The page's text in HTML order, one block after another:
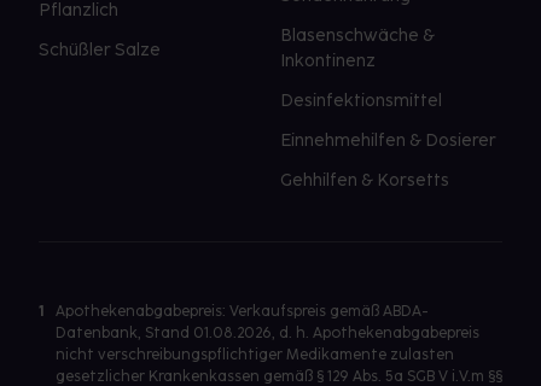
Pflanzlich
Schüßler Salze
Blasenschwäche &
Inkontinenz
Desinfektionsmittel
Einnehmehilfen & Dosierer
Gehhilfen & Korsetts
1
Apothekenabgabepreis: Verkaufspreis gemäß ABDA-
Datenbank, Stand 01.08.2026, d. h. Apothekenabgabepreis
nicht verschreibungspflichtiger Medikamente zulasten
gesetzlicher Krankenkassen gemäß § 129 Abs. 5a SGB V i.V.m §§